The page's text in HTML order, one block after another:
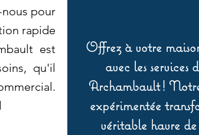
pour
rapide
est
qu'il
Offrez à votre
avec les services
Archambault !
expérimentée
véritable havre